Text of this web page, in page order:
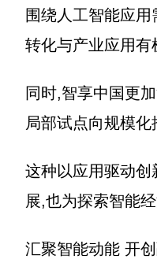
围绕人工智能应
转化与产业应用有
同时,智享中国更
局部试点向规模化
这种以应用驱动
展,也为探索智能
汇聚智能动能 开